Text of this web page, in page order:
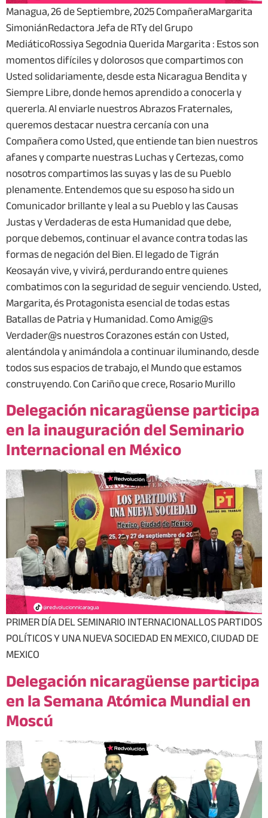
Managua, 26 de Septiembre, 2025 CompañeraMargarita
SimoniánRedactora Jefa de RTy del Grupo
MediáticoRossiya Segodnia Querida Margarita : Estos son
momentos difíciles y dolorosos que compartimos con
Usted solidariamente, desde esta Nicaragua Bendita y
Siempre Libre, donde hemos aprendido a conocerla y
quererla. Al enviarle nuestros Abrazos Fraternales,
queremos destacar nuestra cercanía con una
Compañera como Usted, que entiende tan bien nuestros
afanes y comparte nuestras Luchas y Certezas, como
nosotros compartimos las suyas y las de su Pueblo
plenamente. Entendemos que su esposo ha sido un
Comunicador brillante y leal a su Pueblo y las Causas
Justas y Verdaderas de esta Humanidad que debe,
porque debemos, continuar el avance contra todas las
formas de negación del Bien. El legado de Tigrán
Keosayán vive, y vivirá, perdurando entre quienes
combatimos con la seguridad de seguir venciendo. Usted,
Margarita, és Protagonista esencial de todas estas
Batallas de Patria y Humanidad. Como Amig@s
Verdader@s nuestros Corazones están con Usted,
alentándola y animándola a continuar iluminando, desde
todos sus espacios de trabajo, el Mundo que estamos
construyendo. Con Cariño que crece, Rosario Murillo
Delegación nicaragüense participa
en la inauguración del Seminario
Internacional en México
PRIMER DÍA DEL SEMINARIO INTERNACIONALLOS PARTIDOS
POLÍTICOS Y UNA NUEVA SOCIEDAD EN MEXICO, CIUDAD DE
MEXICO
Delegación nicaragüense participa
en la Semana Atómica Mundial en
Moscú